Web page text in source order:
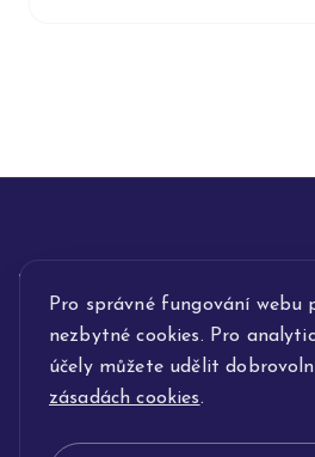
Pro správné fungování webu
nezbytné cookies. Pro
účely můžete udělit
zásadách cookies.
INFORMACE
POPIS SLUŽEB